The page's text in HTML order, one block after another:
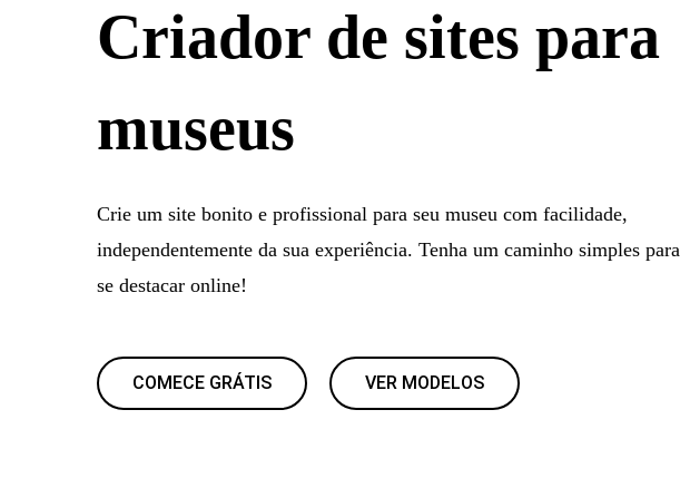
Criador de sites para
museus
Crie um site bonito e profissional para seu museu com facilidade,
independentemente da sua experiência. Tenha um caminho simples para
se destacar online!
COMECE GRÁTIS VER MODELOS